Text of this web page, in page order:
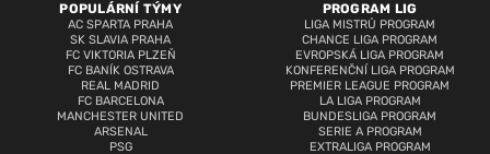
POPULÁRNÍ TÝMY
AC SPARTA PRAHA
SK SLAVIA PRAHA
FC VIKTORIA PLZEŇ
FC BANÍK OSTRAVA
REAL MADRID
FC BARCELONA
MANCHESTER UNITED
ARSENAL
PSG
PROGRAM LIG
LIGA MISTRŮ PROGRAM
CHANCE LIGA PROGRAM
EVROPSKÁ LIGA PROGRAM
KONFERENČNÍ LIGA PROGRAM
PREMIER LEAGUE PROGRAM
LA LIGA PROGRAM
BUNDESLIGA PROGRAM
SERIE A PROGRAM
EXTRALIGA PROGRAM